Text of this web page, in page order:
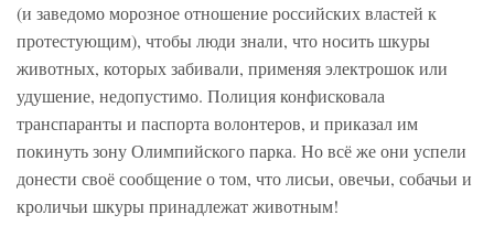
(и заведомо морозное отношение российских властей к
протестующим), чтобы люди знали, что носить шкуры
животных, которых забивали, применяя электрошок или
удушение, недопустимо. Полиция конфисковала
транспаранты и паспорта волонтеров, и приказал им
покинуть зону Олимпийского парка. Но всё же они успели
донести своё сообщение о том, что лисьи, овечьи, собачьи и
кроличьи шкуры принадлежат животным!